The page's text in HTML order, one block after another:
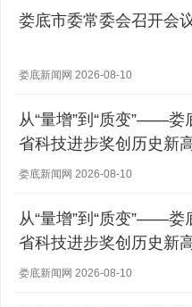
娄底市委常委会召开会
娄底新闻网 2026-08-10
从“量增”到“质变”——娄
省科技进步奖创历史新
娄底新闻网 2026-08-10
从“量增”到“质变”——娄
省科技进步奖创历史新
娄底新闻网 2026-08-10